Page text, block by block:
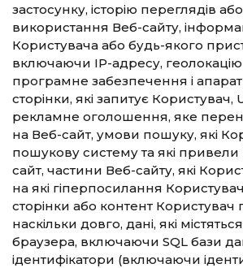
застосунку, історію переглядів
використання Веб-сайту,
Користувача або будь-якого
включаючи IP-адресу,
програмне забезпечення і
сторінки, які запитує Користувач,
рекламне оголошення, яке
на Веб-сайт, умови пошуку, які
пошукову систему та які
сайт, частини Веб-сайту, які
на які гіперпосилання
сторінки або контент Користувач
наскільки довго, дані, які
браузера, включаючи SQL бази
ідентифікатори (включаючи